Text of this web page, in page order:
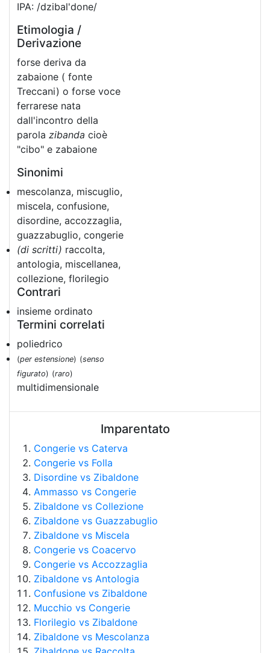
IPA: /dzibal'done/
Etimologia /
Derivazione
forse deriva da
zabaione ( fonte
Treccani) o forse voce
ferrarese nata
dall'incontro della
parola zibanda cioè
"cibo" e zabaione
Sinonimi
mescolanza, miscuglio,
miscela, confusione,
disordine, accozzaglia,
guazzabuglio, congerie
(di scritti) raccolta,
antologia, miscellanea,
collezione, florilegio
Contrari
insieme ordinato
Termini correlati
poliedrico
(per estensione) (senso
figurato) (raro)
multidimensionale
Imparentato
Congerie vs Caterva
Congerie vs Folla
Disordine vs Zibaldone
Ammasso vs Congerie
Zibaldone vs Collezione
Zibaldone vs Guazzabuglio
Zibaldone vs Miscela
Congerie vs Coacervo
Congerie vs Accozzaglia
Zibaldone vs Antologia
Confusione vs Zibaldone
Mucchio vs Congerie
Florilegio vs Zibaldone
Zibaldone vs Mescolanza